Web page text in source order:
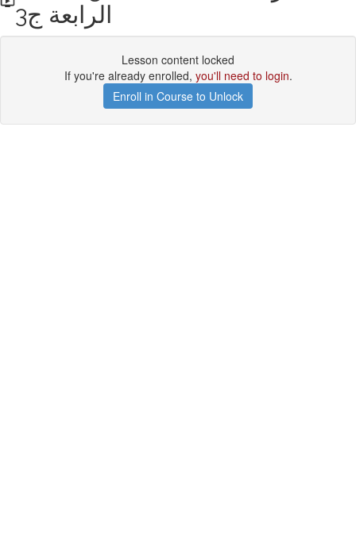
الرابعة ج3
Lesson content locked
If you're already enrolled, you'll need to login.
Enroll in Course to Unlock